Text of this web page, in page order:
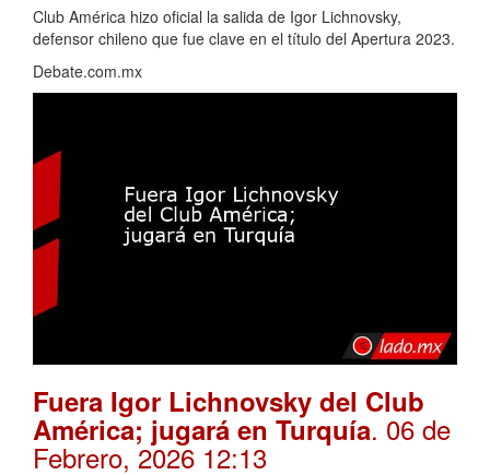
Club América hizo oficial la salida de Igor Lichnovsky,
defensor chileno que fue clave en el título del Apertura 2023.
Debate.com.mx
Fuera Igor Lichnovsky del Club
América; jugará en Turquía. 06 de
Febrero, 2026 12:13